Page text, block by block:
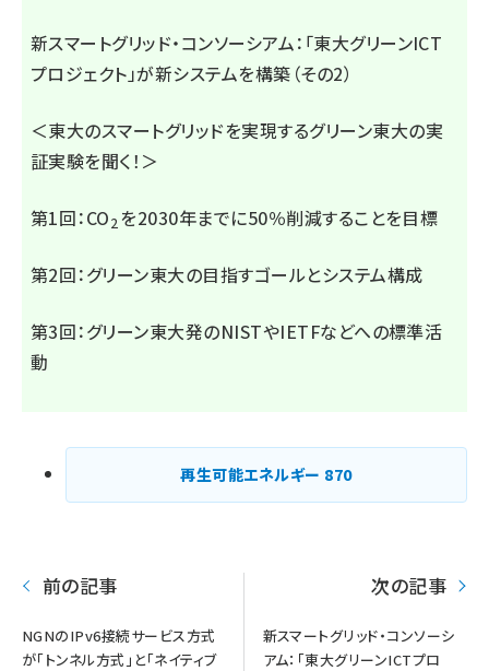
新スマートグリッド・コンソーシアム：「東大グリーンICT
プロジェクト」が新システムを構築（その2）
＜東大のスマートグリッドを実現するグリーン東大の実
証実験を聞く！＞
第1回：CO2 を2030年までに50％削減することを目標
第2回：グリーン東大の目指すゴールとシステム構成
第3回：グリーン東大発のNISTやIETFなどへの標準活
動
再生可能エネルギー 870
前の記事
NGNのIPv6接続サービス方式
が「トンネル方式」と「ネイティブ
次の記事
新スマートグリッド・コンソーシ
アム：「東大グリーンICTプロ